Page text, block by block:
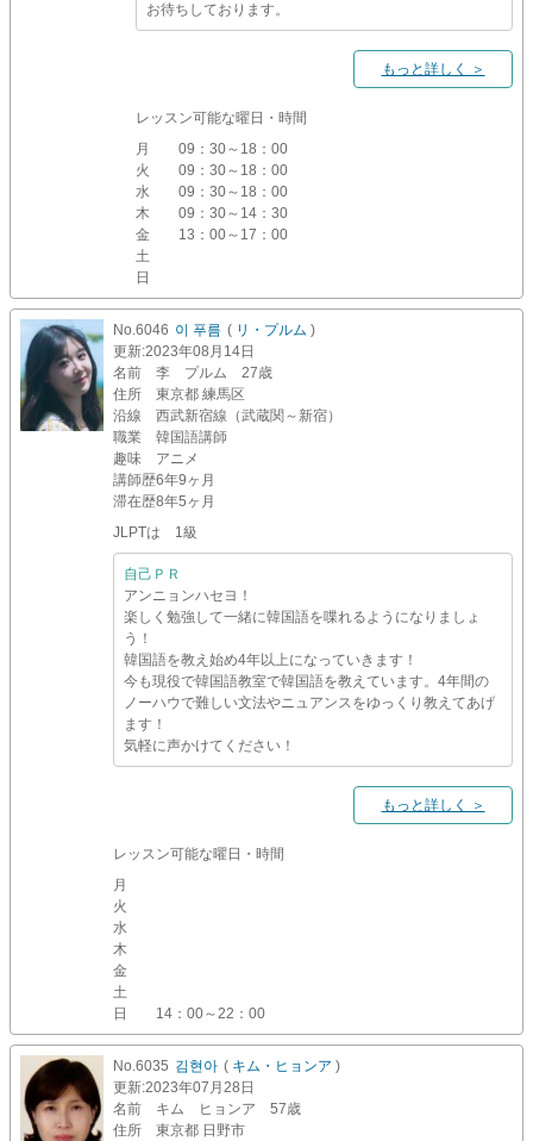
お待ちしております。
もっと詳しく ＞
レッスン可能な曜日・時間
月
09：30～18：00
火
09：30～18：00
水
09：30～18：00
木
09：30～14：30
金
13：00～17：00
土
日
No.6046 이 푸름 ( リ・プルム )
更新:2023年08月14日
名前
李 プルム 27歳
住所
東京都 練馬区
沿線
西武新宿線（武蔵関～新宿）
職業
韓国語講師
趣味
アニメ
講師歴6年9ヶ月
滞在歴8年5ヶ月
JLPTは 1級
自己ＰＲ
アンニョンハセヨ！
楽しく勉強して一緒に韓国語を喋れるようになりましょ
う！
韓国語を教え始め4年以上になっていきます！
今も現役で韓国語教室で韓国語を教えています。4年間の
ノーハウで難しい文法やニュアンスをゆっくり教えてあげ
ます！
気軽に声かけてください！
もっと詳しく ＞
レッスン可能な曜日・時間
月
火
水
木
金
土
日
14：00～22：00
No.6035 김현아 ( キム・ヒョンア )
更新:2023年07月28日
名前
キム ヒョンア 57歳
住所
東京都 日野市